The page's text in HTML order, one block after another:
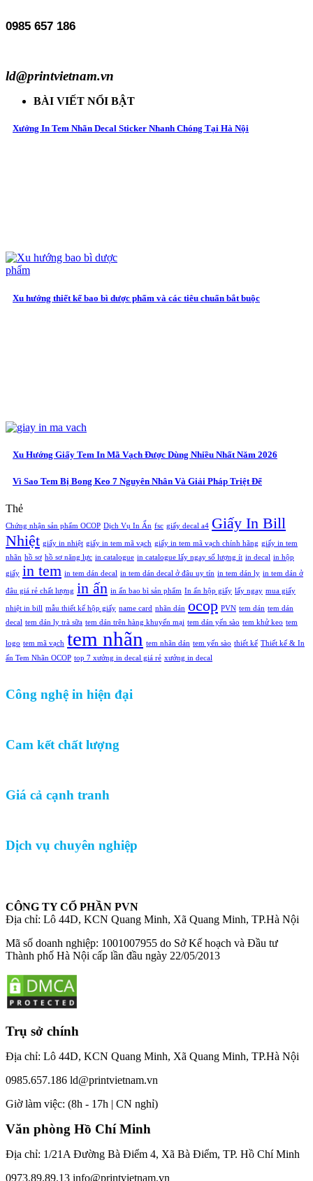
0985 657 186
ld@printvietnam.vn
BÀI VIẾT NỔI BẬT
Xưởng In Tem Nhãn Decal Sticker Nhanh Chóng Tại Hà Nội
Xu hướng thiết kế bao bì dược phẩm và các tiêu chuẩn bắt buộc
Xu Hướng Giấy Tem In Mã Vạch Được Dùng Nhiều Nhất Năm 2026
Vì Sao Tem Bị Bong Keo 7 Nguyên Nhân Và Giải Pháp Triệt Để
Thẻ
Chứng nhận sản phẩm OCOP Dịch Vụ In Ấn fsc giấy decal a4 Giấy In Bill
Nhiệt giấy in nhiệt giấy in tem mã vạch giấy in tem mã vạch chính hãng giấy in tem
nhãn hồ sơ hồ sơ năng lực in catalogue in catalogue lấy ngay số lượng ít in decal in hộp
giấy in tem in tem dán decal in tem dán decal ở đâu uy tín in tem dán ly in tem dán ở
đâu giá rẻ chất lượng in ấn in ấn bao bì sản phẩm In ấn hộp giấy lấy ngay mua giấy
nhiệt in bill mẫu thiết kế hộp giấy name card nhãn dán ocop PVN tem dán tem dán
decal tem dán ly trà sữa tem dán trên hàng khuyến mại tem dán yến sào tem khử keo tem
logo tem mã vạch tem nhãn tem nhãn dán tem yến sào thiết kế Thiết kế & In
ấn Tem Nhãn OCOP top 7 xưởng in decal giá rẻ xưởng in decal
Công nghệ in hiện đại
Cam kết chất lượng
Giá cả cạnh tranh
Dịch vụ chuyên nghiệp
CÔNG TY CỔ PHẦN PVN
Địa chỉ: Lô 44D, KCN Quang Minh, Xã Quang Minh, TP.Hà Nội
Mã số doanh nghiệp: 1001007955 do Sở Kế hoạch và Đầu tư
Thành phố Hà Nội cấp lần đầu ngày 22/05/2013
Trụ sở chính
Địa chỉ: Lô 44D, KCN Quang Minh, Xã Quang Minh, TP.Hà Nội
0985.657.186 ld@printvietnam.vn
​Giờ làm việc: (8h - 17h | CN nghỉ)
Văn phòng Hồ Chí Minh
Địa chỉ: 1/21A Đường Bà Điểm 4, Xã Bà Điểm, TP. Hồ Chí Minh
0973.89.89.13 info@printvietnam.vn